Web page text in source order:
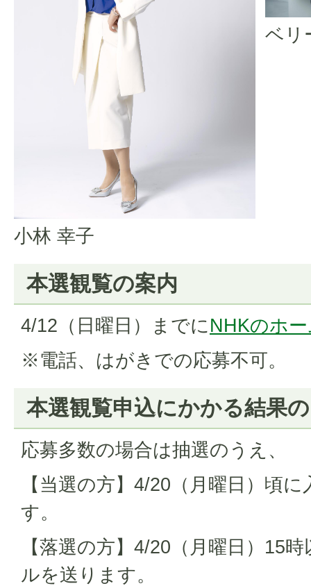
小林 幸子
ベリ
本選観覧の案内
4/12（日曜日）までにNHKのホ
※電話、はがきでの応募不可。
本選観覧申込にかかる結果
応募多数の場合は抽選のうえ、
【当選の方】4/20（月曜日）頃
す。
【落選の方】4/20（月曜日）15
ルを送ります。